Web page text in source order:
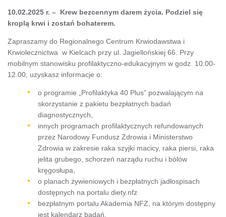
10.02.2025 r. – Krew bezcennym darem życia. Podziel się
kroplą krwi i zostań bohaterem.
Zapraszamy do Regionalnego Centrum Krwiodawstwa i
Krwiolecznictwa w Kielcach przy ul. Jagiellońskiej 66. Przy
mobilnym stanowisku profilaktyczno-edukacyjnym w godz. 10.00-
12.00, uzyskasz informacje o:
o programie „Profilaktyka 40 Plus” pozwalającym na
skorzystanie z pakietu bezpłatnych badań
diagnostycznych,
innych programach profilaktycznych refundowanych
przez Narodowy Fundusz Zdrowia i Ministerstwo
Zdrowia w zakresie raka szyjki macicy, raka piersi, raka
jelita grubego, schorzeń narządu ruchu i bólów
kręgosłupa,
o planach żywieniowych i bezpłatnych jadłospisach
dostępnych na portalu diety.nfz
bezpłatnym portalu Akademia NFZ, na którym dostępny
jest kalendarz badań,